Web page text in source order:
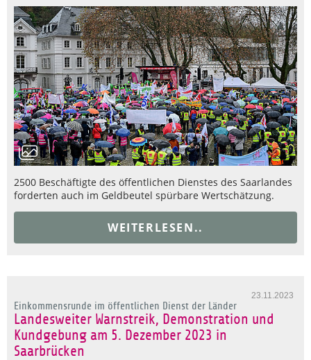
2500 Beschäftigte des öffentlichen Dienstes des Saarlandes
forderten auch im Geldbeutel spürbare Wertschätzung.
WEITERLESEN..
23.11.2023
Einkommensrunde im öffentlichen Dienst der Länder
Landesweiter Warnstreik, Demonstration und
Kundgebung am 5. Dezember 2023 in
Saarbrücken